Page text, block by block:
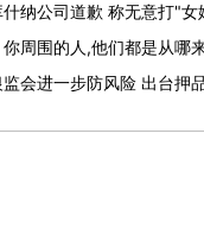
什纳公司道歉 称无意打"女
你周围的人,他们都是从哪
监会进一步防风险 出台押